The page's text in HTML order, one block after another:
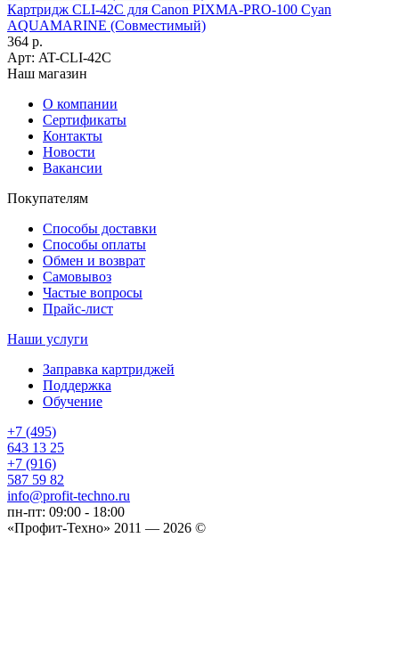
Картридж CLI-42C для Canon PIXMA-PRO-100 Cyan
AQUAMARINE (Совместимый)
364 р.
Арт: AT-CLI-42C
Наш магазин
О компании
Сертификаты
Контакты
Новости
Вакансии
Покупателям
Способы доставки
Способы оплаты
Обмен и возврат
Самовывоз
Частые вопросы
Прайс-лист
Наши услуги
Заправка картриджей
Поддержка
Обучение
+7 (495)
643 13 25
+7 (916)
587 59 82
info@profit-techno.ru
пн-пт: 09:00 - 18:00
«Профит-Техно» 2011 — 2026 ©